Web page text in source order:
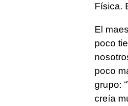
Física.
El
poco
poco
grupo:
creía